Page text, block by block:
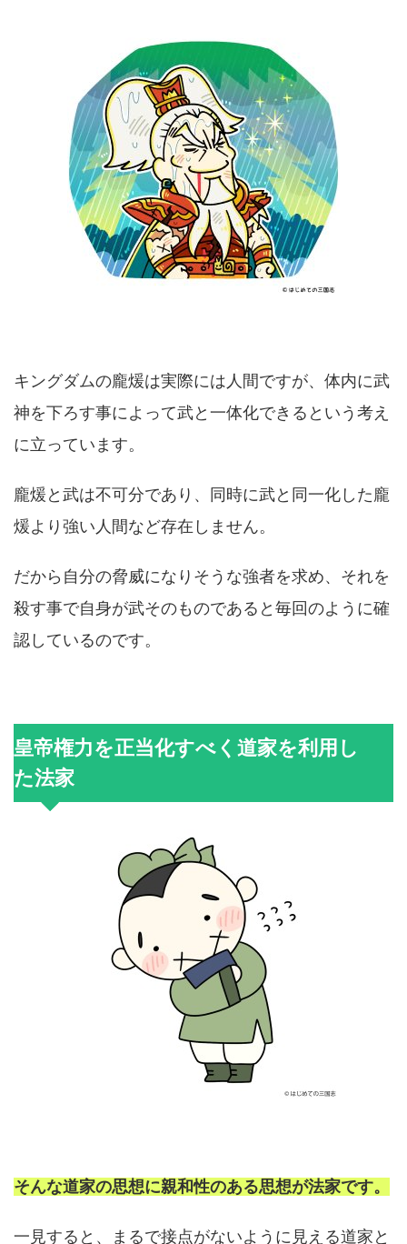
キングダムの龐煖は実際には人間ですが、体内に武
神を下ろす事によって武と一体化できるという考え
に立っています。
龐煖と武は不可分であり、同時に武と同一化した龐
煖より強い人間など存在しません。
だから自分の脅威になりそうな強者を求め、それを
殺す事で自身が武そのものであると毎回のように確
認しているのです。
皇帝権力を正当化すべく道家を利用し
た法家
そんな道家の思想に親和性のある思想が法家です。
一見すると、まるで接点がないように見える道家と